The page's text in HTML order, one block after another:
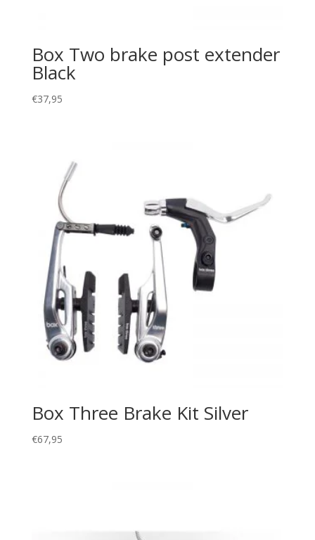
Box Two brake post extender
Black
€37,95
Box Three Brake Kit Silver
€67,95